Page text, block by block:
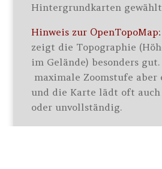
Hintergrundkarten
Hinweis zur OpenTopoMap:
zeigt die Topographie
im Gelände) besonders
maximale Zoomstufe aber
und die Karte lädt oft
oder unvollständig.